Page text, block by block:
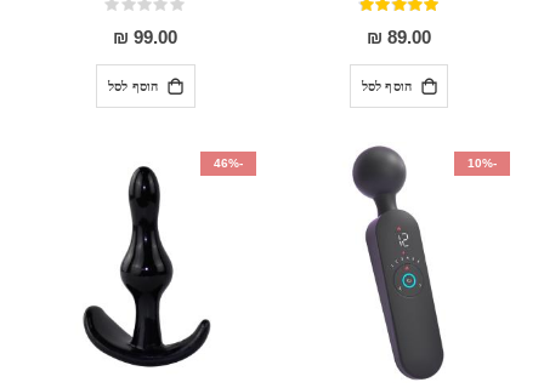
דירוג:
97%
89.00 ₪
הוסף לסל
Rating:
0%
99.00 ₪
הוסף לסל
-10%
-46%